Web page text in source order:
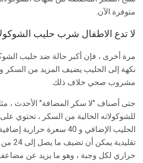
متوفرة الآن.
لا تدع الاطفال شرب حليب
مرة أخرى ، فإن أكبر حالة ضد حليب
نكهة إلى الحليب يضيف المزيد من السكر
مشروب صحي خلاف ذلك.
حتى أصناف "لا سكر المضافة" الأحدث ،
الحليب الإضافي و 40 سعرة
حراري لكل وجبة ، وهو ما يزيد عن